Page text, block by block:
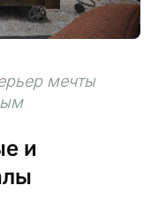
мечты
и